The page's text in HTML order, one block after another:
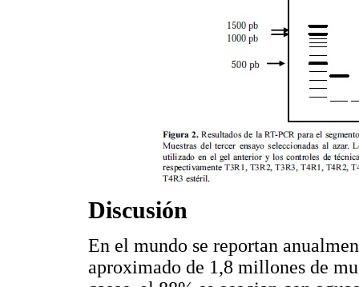
Discusión
En el mundo se reportan
aproximado de 1,8 millones de